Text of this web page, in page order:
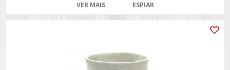
VER MAIS ESPIAR